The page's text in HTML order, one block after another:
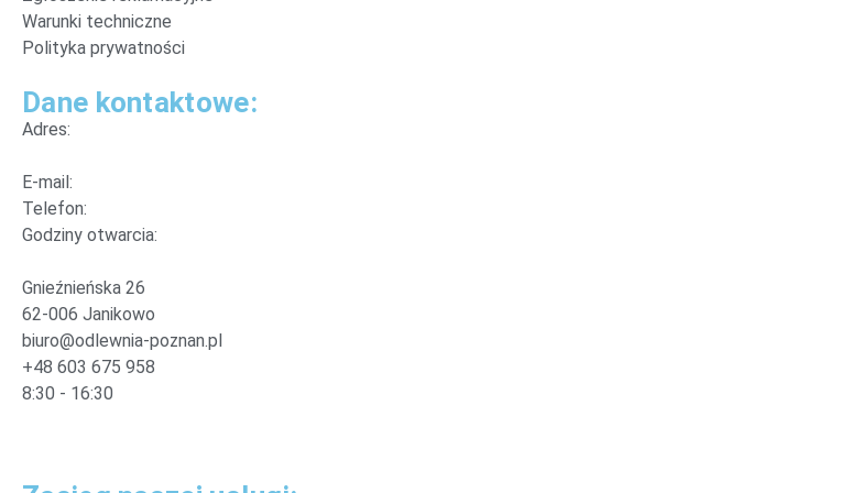
Warunki techniczne
Polityka prywatności
Dane kontaktowe:
Adres:
E-mail:
Telefon:
Godziny otwarcia:
Gnieźnieńska 26
62-006 Janikowo
biuro@odlewnia-poznan.pl
+48 603 675 958
8:30 - 16:30